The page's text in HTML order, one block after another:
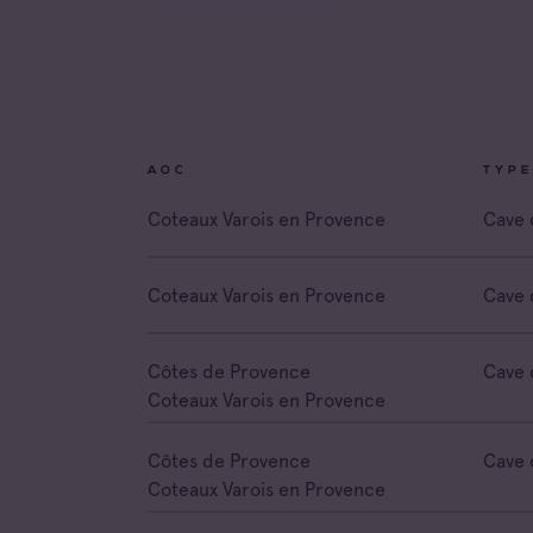
Côtes
AOC TYPE
Coteaux Varois en Provence Cave
Coteaux Varois en Provence Cave
Côtes de Provence
Coteaux Varois en Provence
Cave
Côtes de Provence
Coteaux Varois en Provence
Cave